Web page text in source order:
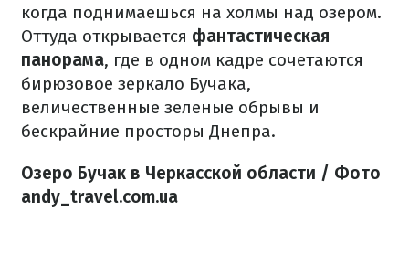
когда поднимаешься на холмы над озером.
Оттуда открывается фантастическая
панорама, где в одном кадре сочетаются
бирюзовое зеркало Бучака,
величественные зеленые обрывы и
бескрайние просторы Днепра.
Озеро Бучак в Черкасской области / Фото
andy_travel.com.ua